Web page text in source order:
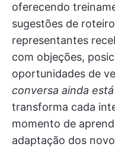
oferecendo
sugestões de
representantes
com objeções,
oportunidades de
conversa ainda
transforma cada
momento de
adaptação dos